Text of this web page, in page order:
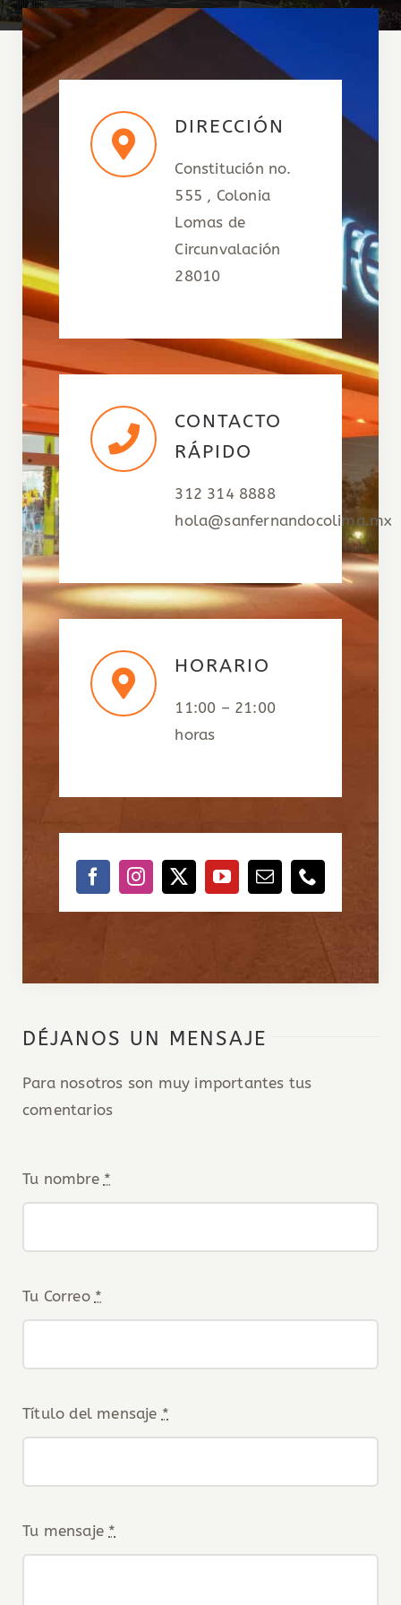
DIRECCIÓN
Constitución no.
555 , Colonia
Lomas de
Circunvalación
28010
CONTACTO
RÁPIDO
312 314 8888
hola@sanfernandocolima.mx
HORARIO
11:00 – 21:00
horas
DÉJANOS UN MENSAJE
Para nosotros son muy importantes tus
comentarios
Tu nombre *
Tu Correo *
Título del mensaje *
Tu mensaje *